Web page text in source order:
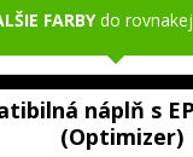
FARBYdo
náplň s
(Optimizer)